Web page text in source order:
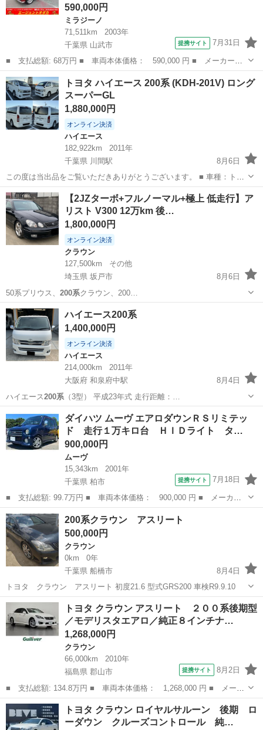
590,000円
ミラジーノ
71,511km
2003年
千葉県 山武市
提携サイト 7月31日
■ 支払総額: 68万円 ■ 車両本体価格： 590,000 円 ■ メーカー
名： ダイハツ ■ 車種名： ミラジーノ ■ グレード名： ミニラ
イトスペシャル 黒プロテインレザーシート ■ 排気量： 660cc ■
ドア枚...
千葉 山武市 ミラジーノ
トヨタ ハイエース 200系 (KDH-201V) ロング
スーパーGL
1,880,000円
オンライン決済
ハイエース
182,922km
2011年
千葉県 川間駅
8月6日
この度は当出品をご覧いただきありがとうございます。 ■ 車種：トヨ
タ ハイエースバン 2WD ■ 色：パールホワイト ■ 年式：2010年 ■ 走行
距離：182,922 km ■ 車検有効期限：2026年12月まで ■ 型式...
千葉 野田市 川間駅 ハイエース
【2JZターボ+フルノーマル+極上 低走行】ア
リスト V300 12万km 後…
1,800,000円
オンライン決済
クラウン
127,500km
その他
埼玉県 坂戸市
8月6日
50系プリウス、 200系クラウン、200…
埼玉 坂戸市 クラウン 車両
ハイエース200系
1,400,000円
オンライン決済
ハイエース
214,000km
2011年
大阪府 和泉府中駅
8月4日
ハイエース200系 （3型） 平成23年式 走行距離：…
大阪 泉大津市 ハイエース
ダイハツ ムーヴ エアロダウンＲＳリミテッ
ド 走行１万キロ台 ＨＩＤライト タ…
900,000円
ムーヴ
15,343km
2001年
千葉県 柏市
提携サイト 7月18日
■ 支払総額: 99.7万円 ■ 車両本体価格： 900,000 円 ■ メーカー
名： ダイハツ ■ 車種名： ムーヴ ■ グレード名： エアロダウ
ンＲＳリミテッド 走行１万キロ台 ＨＩＤライト タイミングベル
ト交換済み ...
千葉 柏市 ムーヴ
200系クラウン アスリート
500,000円
クラウン
0km
0年
千葉県 船橋市
8月4日
トヨタ クラウン アスリート 初度21.6 型式GRS200 車検R9.9.10
千葉 船橋市 クラウン
トヨタ クラウン アスリート ２００系後期型
／モデリスタエアロ／純正８インチナ…
1,268,000円
クラウン
66,000km
2010年
福島県 郡山市
提携サイト 8月2日
■ 支払総額: 134.8万円 ■ 車両本体価格： 1,268,000 円 ■ メーカ
ー名： トヨタ ■ 車種名： クラウン ■ グレード名： アスリー
ト ２００系後期型／モデリスタエアロ／純正８インチナビ／バック
カメラ／...
福島 郡山市 クラウン
トヨタ クラウン ロイヤルサルーン 後期 ロ
ーダウン クルーズコントロール 純…